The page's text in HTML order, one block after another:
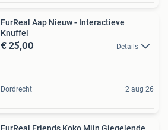
FurReal Aap Nieuw - Interactieve
Knuffel
€ 25,00 Details
Dordrecht 2 aug 26